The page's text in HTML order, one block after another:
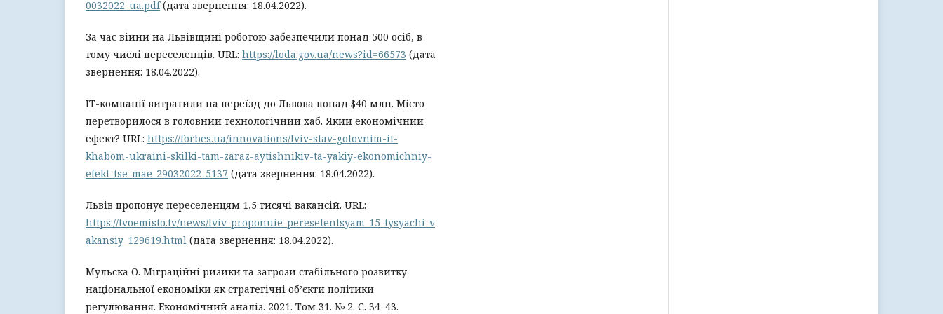
0032022_ua.pdf(дата звернення: 18.04.2022).
За час війни на Львівщині роботою забезпечили понад 500 осіб, в
тому числі переселенців. URL: https://loda.gov.ua/news?id=66573 (дата
звернення: 18.04.2022).
ІТ-компанії витратили на переїзд до Львова понад $40 млн. Місто
перетворилося в головний технологічний хаб. Який економічний
ефект? URL: https://forbes.ua/innovations/lviv-stav-golovnim-it-
khabom-ukraini-skilki-tam-zaraz-aytishnikiv-ta-yakiy-ekonomichniy-
efekt-tse-mae-29032022-5137 (дата звернення: 18.04.2022).
Львів пропонує переселенцям 1,5 тисячі вакансій. URL:
https://tvoemisto.tv/news/lviv_proponuie_pereselentsyam_15_tysyachi_v
akansiy_129619.html (дата звернення: 18.04.2022).
Мульска О. Міграційні ризики та загрози стабільного розвитку
національної економіки як стратегічні об’єкти політики
регулювання. Економічний аналіз. 2021. Том 31. № 2. С. 34–43.